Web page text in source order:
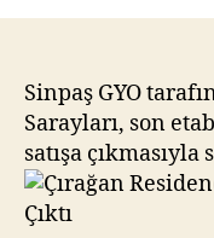
Sinpaş GYO
Sarayları, son
satışa